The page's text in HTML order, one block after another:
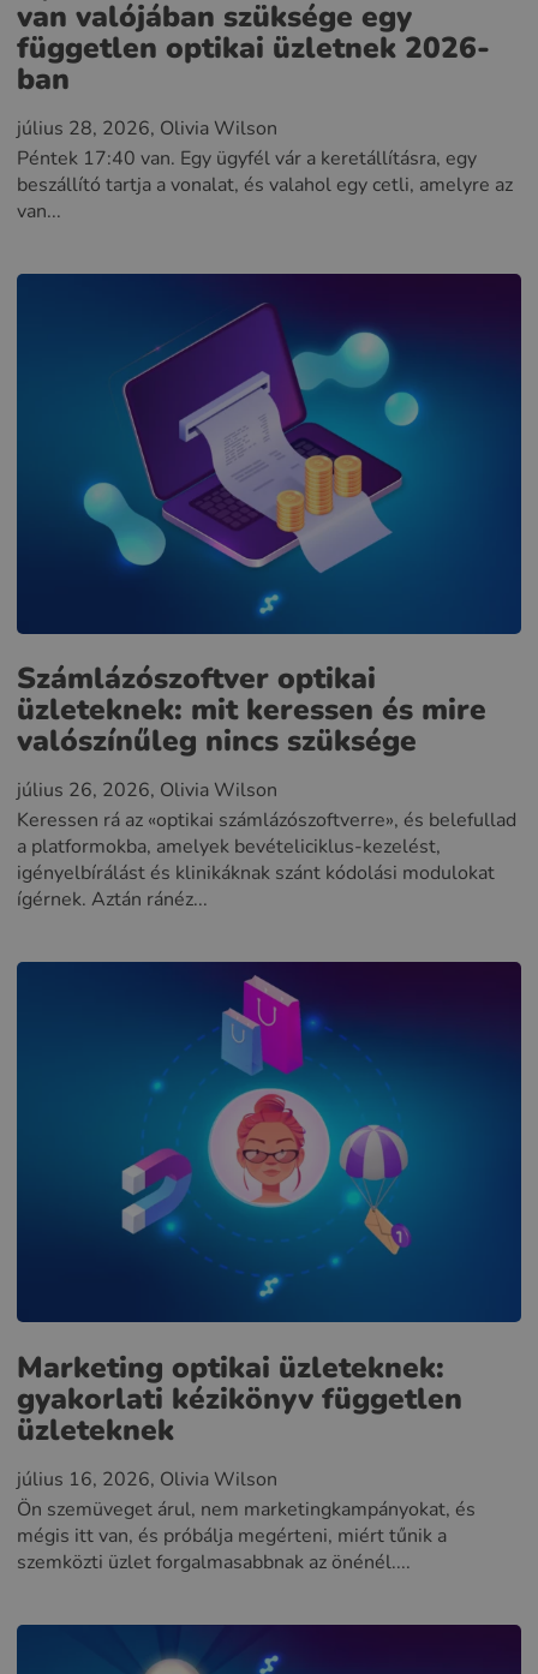
van valójában szüksége egy
független optikai üzletnek 2026-
ban
július 28, 2026, Olivia Wilson
Péntek 17:40 van. Egy ügyfél vár a keretállításra, egy
beszállító tartja a vonalat, és valahol egy cetli, amelyre az
van...
Számlázószoftver optikai
üzleteknek: mit keressen és mire
valószínűleg nincs szüksége
július 26, 2026, Olivia Wilson
Keressen rá az «optikai számlázószoftverre», és belefullad
a platformokba, amelyek bevételiciklus-kezelést,
igényelbírálást és klinikáknak szánt kódolási modulokat
ígérnek. Aztán ránéz...
Marketing optikai üzleteknek:
gyakorlati kézikönyv független
üzleteknek
július 16, 2026, Olivia Wilson
Ön szemüveget árul, nem marketingkampányokat, és
mégis itt van, és próbálja megérteni, miért tűnik a
szemközti üzlet forgalmasabbnak az önénél....